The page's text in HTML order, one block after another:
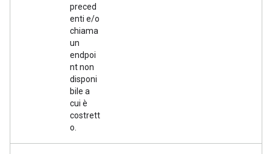
preced
enti e/o
chiama
un
endpoi
nt non
disponi
bile a
cui è
costrett
o.